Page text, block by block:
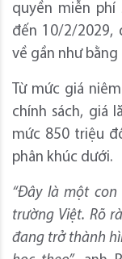
quyền miễn phí
đến 10/2/2029,
về gần như bằng
Từ mức giá
chính sách, giá
mức 850 triệu
phân khúc dưới.
“Đây là một
trường Việt. Rõ
đang trở thành